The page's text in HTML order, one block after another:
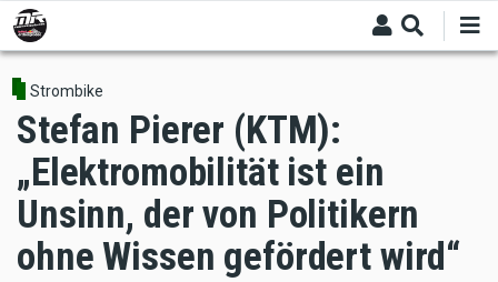
Skip
to
main
content
Strombike
Stefan Pierer (KTM):
„Elektromobilität ist ein
Unsinn, der von Politikern
ohne Wissen gefördert wird“